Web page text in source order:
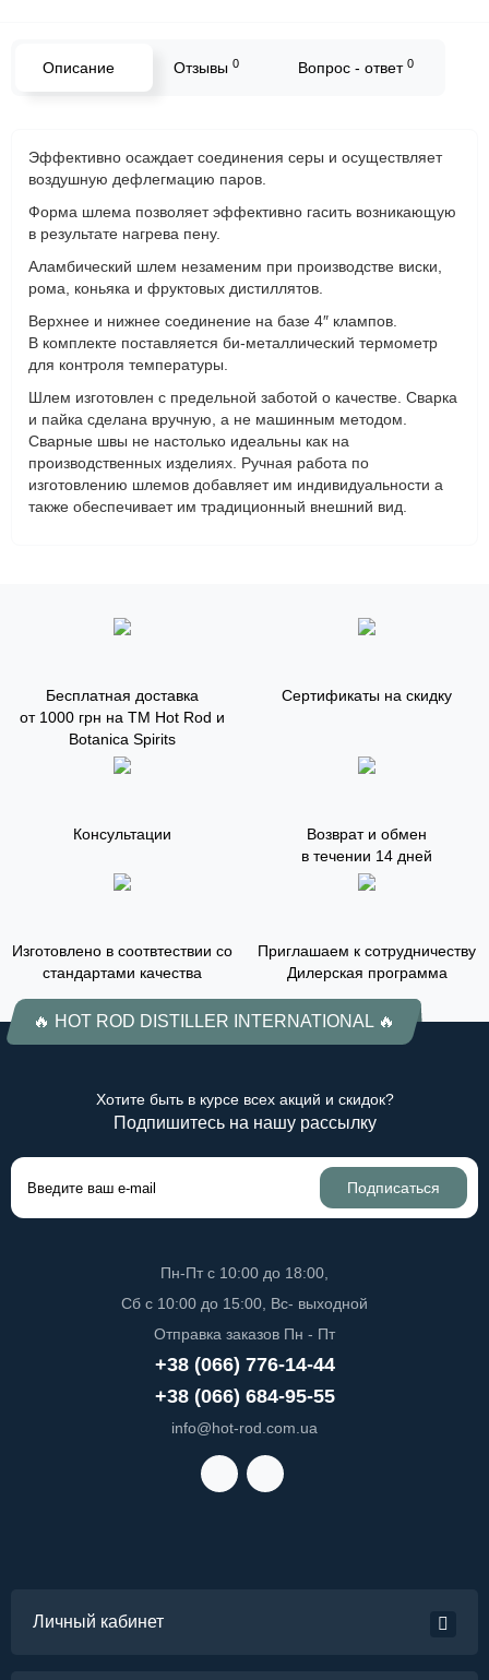
Описание Отзывы 0 Вопрос - ответ 0
Эффективно осаждает соединения серы и осуществляет
воздушную дефлегмацию паров.
Форма шлема позволяет эффективно гасить возникающую
в результате нагрева пену.
Аламбический шлем незаменим при производстве виски,
рома, коньяка и фруктовых дистиллятов.
Верхнее и нижнее соединение на базе 4″ клампов.
В комплекте поставляется би-металлический термометр
для контроля температуры.
Шлем изготовлен с предельной заботой о качестве. Сварка
и пайка сделана вручную, а не машинным методом.
Сварные швы не настолько идеальны как на
производственных изделиях. Ручная работа по
изготовлению шлемов добавляет им индивидуальности а
также обеспечивает им традиционный внешний вид.
Бесплатная доставка
от 1000 грн на ТМ Hot Rod и
Botanica Spirits
Сертификаты на скидку
Консультации
Возврат и обмен
в течении 14 дней
Изготовлено в соотвтествии со
стандартами качества
Приглашаем к сотрудничеству
Дилерская программа
🔥 HOT ROD DISTILLER INTERNATIONAL 🔥
Хотите быть в курсе всех акций и скидок?
Подпишитесь на нашу рассылку
Подписаться
Пн-Пт с 10:00 до 18:00,
Сб с 10:00 до 15:00, Вс- выходной
Отправка заказов Пн - Пт
+38 (066) 776-14-44
+38 (066) 684-95-55
info@hot-rod.com.ua
Личный кабинет